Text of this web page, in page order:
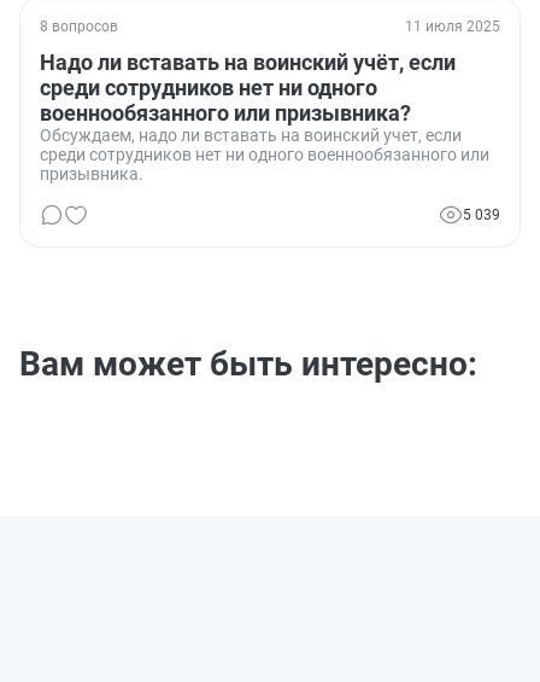
8 вопросов 11 июля 2025
Надо ли вставать на воинский учёт, если
среди сотрудников нет ни одного
военнообязанного или призывника?
Обсуждаем, надо ли вставать на воинский учет, если
среди сотрудников нет ни одного военнообязанного или
призывника.
5 039
Вам может быть интересно: